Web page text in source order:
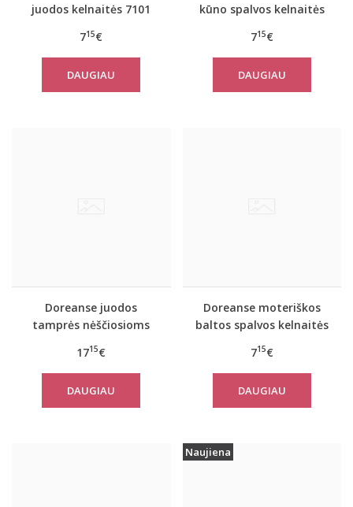
juodos kelnaitės 7101
715€
DAUGIAU
kūno spalvos kelnaitės
715€
DAUGIAU
Doreanse juodos
tamprės nėščiosioms
1715€
DAUGIAU
Doreanse moteriškos
baltos spalvos kelnaitės
715€
DAUGIAU
Naujiena